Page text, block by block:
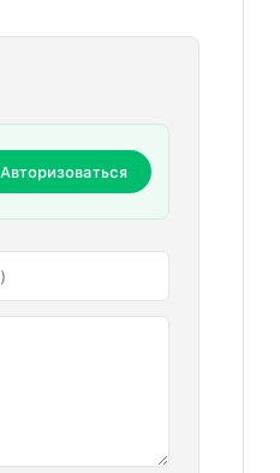
Авторизоваться